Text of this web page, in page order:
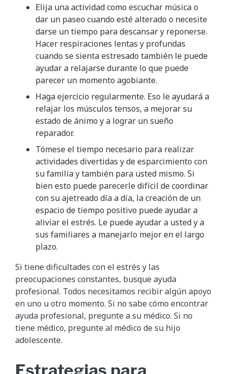
Elija una actividad como escuchar música o
dar un paseo cuando esté alterado o necesite
darse un tiempo para descansar y reponerse.
Hacer respiraciones lentas y profundas
cuando se sienta estresado también le puede
ayudar a relajarse durante lo que puede
parecer un momento agobiante.
Haga ejercicio regularmente. Eso le ayudará a
relajar los músculos tensos, a mejorar su
estado de ánimo y a lograr un sueño
reparador.
Tómese el tiempo necesario para realizar
actividades divertidas y de esparcimiento con
su familia y también para usted mismo. Si
bien esto puede parecerle difícil de coordinar
con su ajetreado día a día, la creación de un
espacio de tiempo positivo puede ayudar a
aliviar el estrés. Le puede ayudar a usted y a
sus familiares a manejarlo mejor en el largo
plazo.
Si tiene dificultades con el estrés y las
preocupaciones constantes, busque ayuda
profesional. Todos necesitamos recibir algún apoyo
en uno u otro momento. Si no sabe cómo encontrar
ayuda profesional, pregunte a su médico. Si no
tiene médico, pregunte al médico de su hijo
adolescente.